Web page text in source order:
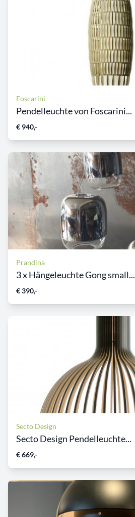
Foscarini
Pendelleuchte von Foscarini...
€ 940,-
Prandina
3 x Hängeleuchte Gong small...
€ 390,-
Secto Design
Secto Design Pendelleuchte...
€ 669,-